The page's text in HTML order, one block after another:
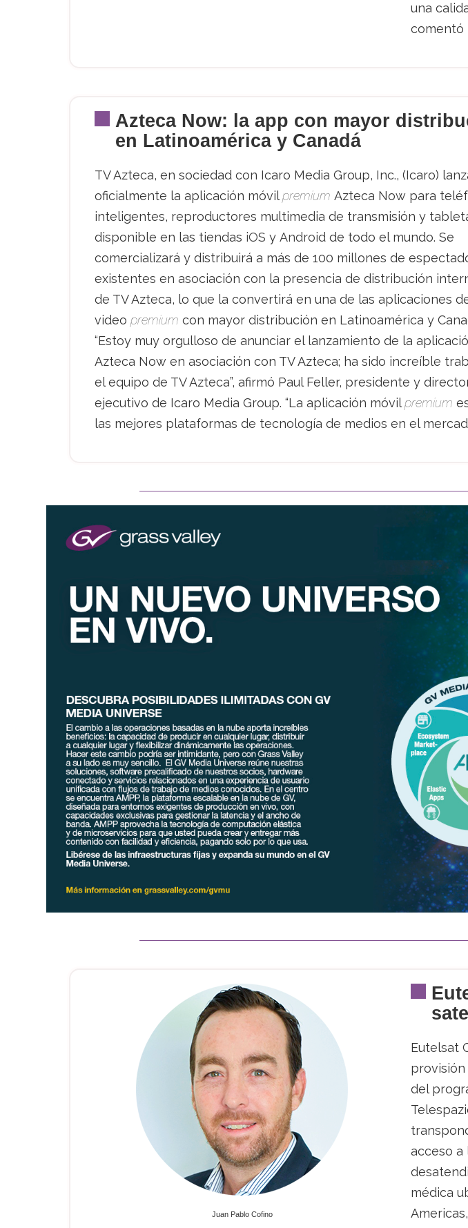
una
comentó
Azteca Now: la app con mayor
en Latinoamérica y Canadá
TV Azteca, en sociedad con Icaro Media Group, Inc., (Icaro)
oficialmente la aplicación móvilpremium Azteca Now para
inteligentes, reproductores multimedia de transmisión y
disponible en las tiendas iOS y Androidde todo el mundo. Se
comercializará y distribuirá a más de 100 millones de
existentes en asociación con la presencia de distribución
de TV Azteca, lo que la convertirá en una de las aplicaciones
video premium con mayor distribución en Latinoamérica y
“Estoy muy orgulloso de anunciar el lanzamiento de la
Azteca Now en asociación con TV Azteca; ha sido increíble
el equipo de TV Azteca”, afirmó Paul Feller, presidente y
ejecutivo de Icaro Media Group. “La aplicación móvilpremium
las mejores plataformas de tecnología de medios en el
Juan Pablo Cofino
Eutelsat
del
acceso a
médica